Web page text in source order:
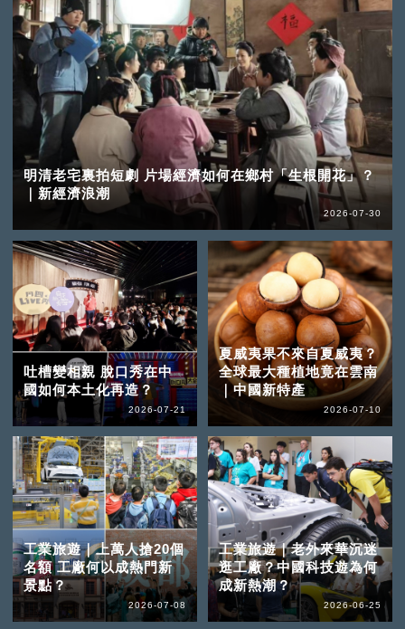
明清老宅裏拍短劇 片場經濟如何在鄉村「生根開花」？
｜新經濟浪潮
2026-07-30
吐槽變相親 脫口秀在中
國如何本土化再造？
2026-07-21
夏威夷果不來自夏威夷？
全球最大種植地竟在雲南
｜中國新特產
2026-07-10
工業旅遊｜上萬人搶20個
名額 工廠何以成熱門新
景點？
2026-07-08
工業旅遊｜老外來華沉迷
逛工廠？中國科技遊為何
成新熱潮？
2026-06-25